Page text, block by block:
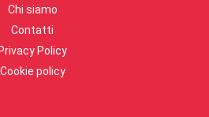
Chi siamo
Contatti
Privacy Policy
Cookie policy